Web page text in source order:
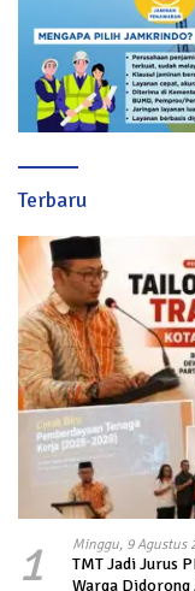
Terbaru
1 Minggu, 9 Agustus
TMT Jadi Jurus
Warga Didorong